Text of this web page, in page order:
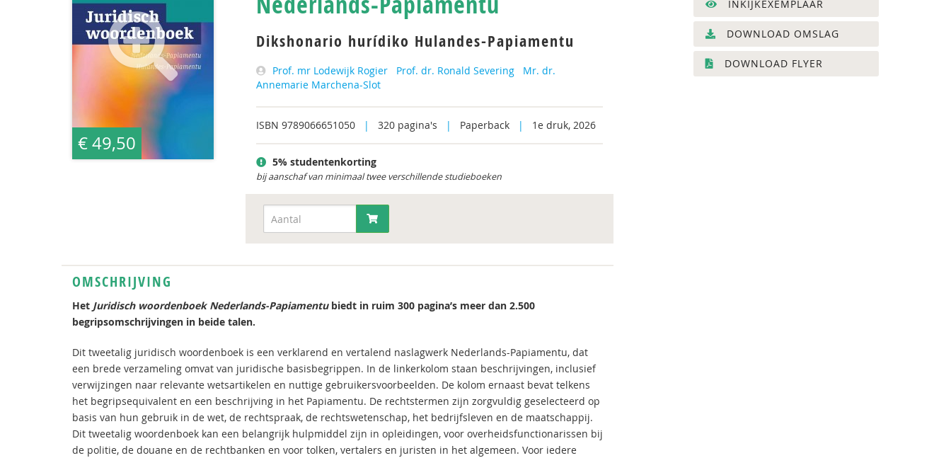
€ 49,50
Dikshonario hurídiko Hulandes-Papiamentu
Prof. mr Lodewijk Rogier Prof. dr. Ronald Severing
Mr. dr.
Annemarie Marchena-Slot
ISBN 9789066651050 | 320 pagina's | Paperback | 1e druk, 2026
5% studentenkorting
bij aanschaf van minimaal twee verschillende studieboeken
OMSCHRIJVING
Het Juridisch woordenboek Nederlands-Papiamentu biedt in ruim 300 pagina’s meer dan 2.500
begripsomschrijvingen in beide talen.
Dit tweetalig juridisch woordenboek is een verklarend en vertalend naslagwerk Nederlands-Papiamentu, dat
een brede verzameling omvat van juridische basisbegrippen. In de linkerkolom staan beschrijvingen, inclusief
verwijzingen naar relevante wetsartikelen en nuttige gebruikersvoorbeelden. De kolom ernaast bevat telkens
het begripsequivalent en een beschrijving in het Papiamentu. De rechtstermen zijn zorgvuldig geselecteerd op
basis van hun gebruik in de wet, de rechtspraak, de rechtswetenschap, het bedrijfsleven en de maatschappij.
Dit tweetalig woordenboek kan een belangrijk hulpmiddel zijn in opleidingen, voor overheidsfunctionarissen bij
de politie, de douane en de rechtbanken en voor tolken, vertalers en juristen in het algemeen. Voor iedere
INKIJKEXEMPLAAR
DOWNLOAD OMSLAG
DOWNLOAD FLYER